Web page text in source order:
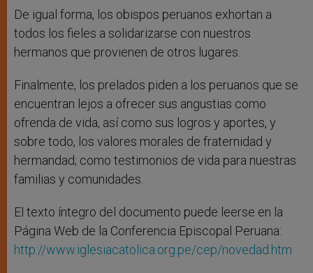
De igual forma, los obispos peruanos exhortan a
todos los fieles a solidarizarse con nuestros
hermanos que provienen de otros lugares.
Finalmente, los prelados piden a los peruanos que se
encuentran lejos a ofrecer sus angustias como
ofrenda de vida, así como sus logros y aportes, y
sobre todo, los valores morales de fraternidad y
hermandad; como testimonios de vida para nuestras
familias y comunidades.
El texto íntegro del documento puede leerse en la
Página Web de la Conferencia Episcopal Peruana:
http://www.iglesiacatolica.org.pe/cep/novedad.htm